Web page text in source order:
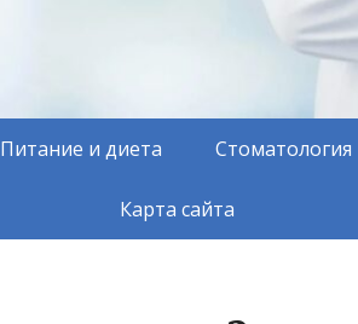
Питание и диета Стоматология
Карта сайта